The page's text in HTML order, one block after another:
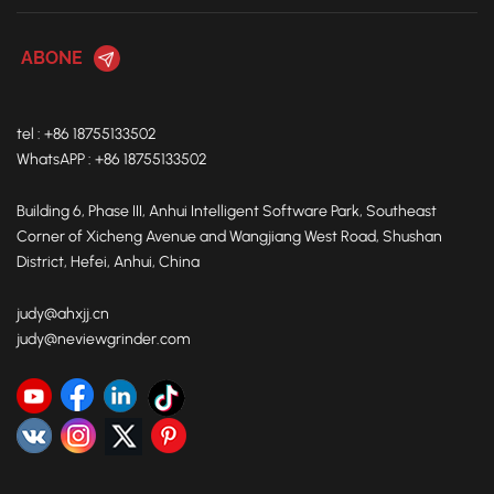
tel : +86 18755133502
WhatsAPP : +86 18755133502
Building 6, Phase III, Anhui Intelligent Software Park, Southeast
Corner of Xicheng Avenue and Wangjiang West Road, Shushan
District, Hefei, Anhui, China
judy@ahxjj.cn
judy@neviewgrinder.com